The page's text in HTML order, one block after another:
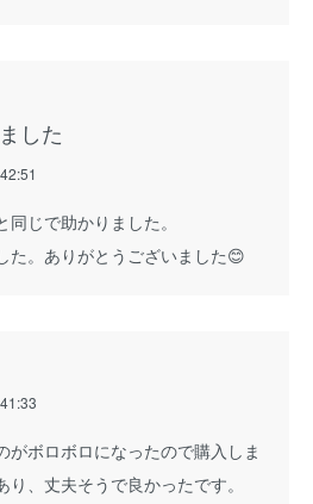
した
じで助かりました。
た。ありがとうございました😊
がボロボロになったので購入しま
り、丈夫そうで良かったです。